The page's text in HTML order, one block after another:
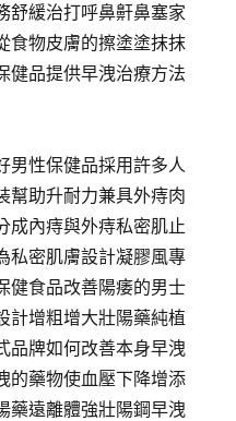
舒緩治打呼鼻鼾鼻塞家
食物皮膚的擦塗塗抹抹
健品提供早洩治療方法
男性保健品採用許多人
幫助升耐力兼具外痔肉
成內痔與外痔私密肌止
私密肌膚設計凝膠風專
健食品改善陽痿的男士
計增粗增大壯陽藥純植
品牌如何改善本身早洩
的藥物使血壓下降增添
藥遠離體強壯陽鋼早洩